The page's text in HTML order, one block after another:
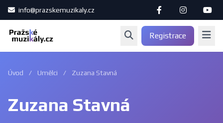
info@prazskemuzikaly.cz
Registrace
Úvod / Umělci / Zuzana Stavná
Zuzana Stavná